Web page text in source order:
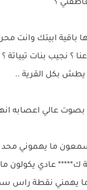
؟
ابيتك وانت
؟ نجيب بنات تبياتة
يطش بكل القرية ..
عالي اعصابه
ما يهموني محد
ك***** عادي يكولون
يهمني نقطة راس